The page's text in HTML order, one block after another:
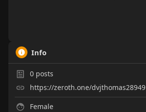
Info
0posts
https://zeroth.one/dvjthomas28949
Female